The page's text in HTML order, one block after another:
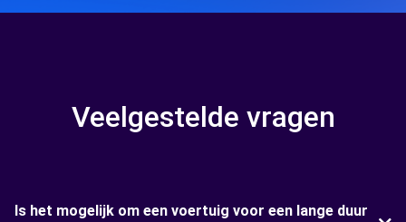
Veelgestelde vragen
Is het mogelijk om een voertuig voor een lange duur